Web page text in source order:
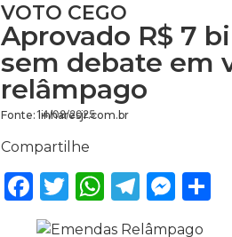
VOTO CEGO
Aprovado R$ 7
sem debate em
relâmpago
Fonte: linharesjr.com.br
14/08/2025
Compartilhe
Facebook
Twitter